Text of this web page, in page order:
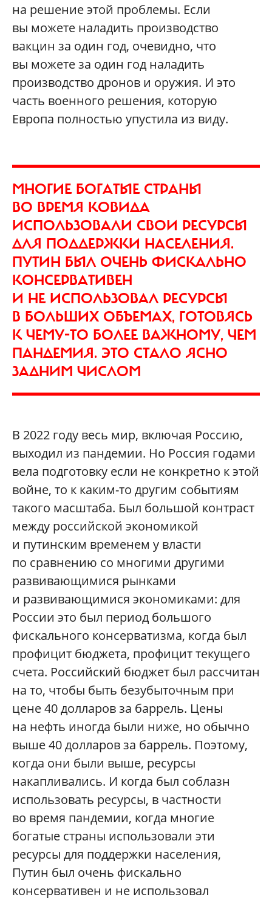
на решение этой проблемы. Если
вы можете наладить производство
вакцин за один год, очевидно, что
вы можете за один год наладить
производство дронов и оружия. И это
часть военного решения, которую
Европа полностью упустила из виду.
МНОГИЕ БОГАТЫЕ СТРАНЫ
ВО ВРЕМЯ КОВИДА
ИСПОЛЬЗОВАЛИ СВОИ РЕСУРСЫ
ДЛЯ ПОДДЕРЖКИ НАСЕЛЕНИЯ.
ПУТИН БЫЛ ОЧЕНЬ ФИСКАЛЬНО
КОНСЕРВАТИВЕН
И НЕ ИСПОЛЬЗОВАЛ РЕСУРСЫ
В БОЛЬШИХ ОБЪЕМАХ, ГОТОВЯСЬ
К ЧЕМУ-ТО БОЛЕЕ ВАЖНОМУ, ЧЕМ
ПАНДЕМИЯ. ЭТО СТАЛО ЯСНО
ЗАДНИМ ЧИСЛОМ
В 2022 году весь мир, включая Россию,
выходил из пандемии. Но Россия годами
вела подготовку если не конкретно к этой
войне, то к каким-то другим событиям
такого масштаба. Был большой контраст
между российской экономикой
и путинским временем у власти
по сравнению со многими другими
развивающимися рынками
и развивающимися экономиками: для
России это был период большого
фискального консерватизма, когда был
профицит бюджета, профицит текущего
счета. Российский бюджет был рассчитан
на то, чтобы быть безубыточным при
цене 40 долларов за баррель. Цены
на нефть иногда были ниже, но обычно
выше 40 долларов за баррель. Поэтому,
когда они были выше, ресурсы
накапливались. И когда был соблазн
использовать ресурсы, в частности
во время пандемии, когда многие
богатые страны использовали эти
ресурсы для поддержки населения,
Путин был очень фискально
консервативен и не использовал